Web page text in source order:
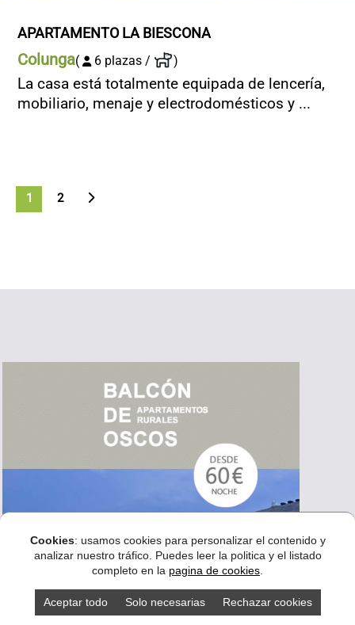
APARTAMENTO LA BIESCONA
Colunga( 6 plazas / )
La casa está totalmente equipada de lencería,
mobiliario, menaje y electrodomésticos y ...
1 2
Cookies: usamos cookies para personalizar el contenido y
analizar nuestro tráfico. Puedes leer la politica y el listado
completo en la pagina de cookies
Aceptar todo Solo necesarias Rechazar cookies